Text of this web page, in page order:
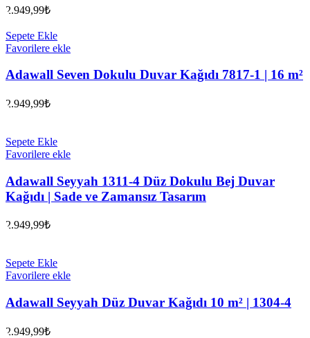
2.949,99₺
Sepete Ekle
Favorilere ekle
Adawall Seven Dokulu Duvar Kağıdı 7817-1 | 16 m²
2.949,99₺
Sepete Ekle
Favorilere ekle
Adawall Seyyah 1311-4 Düz Dokulu Bej Duvar
Kağıdı | Sade ve Zamansız Tasarım
2.949,99₺
Sepete Ekle
Favorilere ekle
Adawall Seyyah Düz Duvar Kağıdı 10 m² | 1304-4
2.949,99₺